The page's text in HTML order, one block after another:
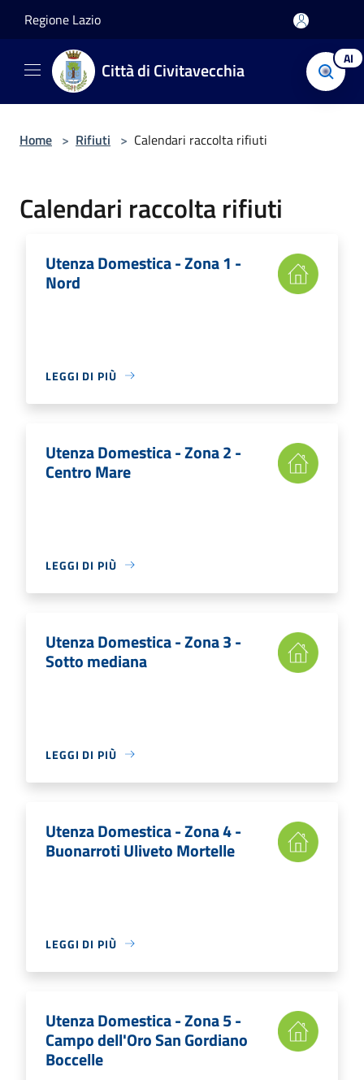
Regione Lazio
Città di Civitavecchia AI
Home > Rifiuti > Calendari raccolta rifiuti
Calendari raccolta rifiuti
Utenza Domestica - Zona 1 -
Nord
LEGGI DI PIÙ
Utenza Domestica - Zona 2 -
Centro Mare
LEGGI DI PIÙ
Utenza Domestica - Zona 3 -
Sotto mediana
LEGGI DI PIÙ
Utenza Domestica - Zona 4 -
Buonarroti Uliveto Mortelle
LEGGI DI PIÙ
Utenza Domestica - Zona 5 -
Campo dell'Oro San Gordiano
Boccelle